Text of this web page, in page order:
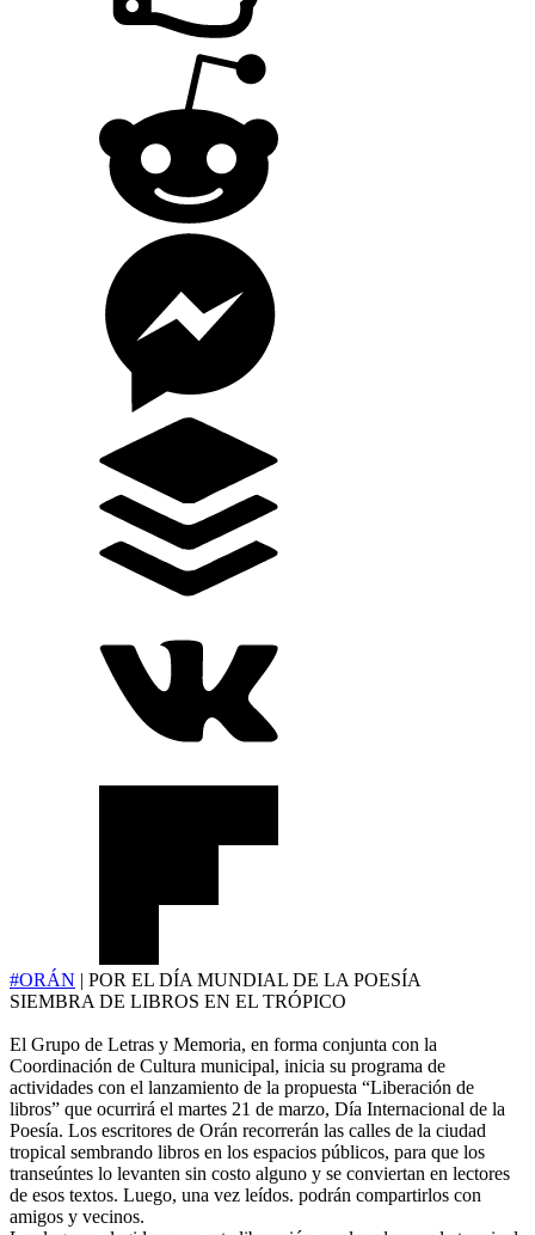
#ORÁN | POR EL DÍA MUNDIAL DE LA POESÍA
SIEMBRA DE LIBROS EN EL TRÓPICO
El Grupo de Letras y Memoria, en forma conjunta con la
Coordinación de Cultura municipal, inicia su programa de
actividades con el lanzamiento de la propuesta “Liberación de
libros” que ocurrirá el martes 21 de marzo, Día Internacional de la
Poesía. Los escritores de Orán recorrerán las calles de la ciudad
tropical sembrando libros en los espacios públicos, para que los
transeúntes lo levanten sin costo alguno y se conviertan en lectores
de esos textos. Luego, una vez leídos. podrán compartirlos con
amigos y vecinos.